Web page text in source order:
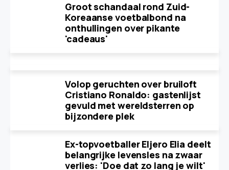
Groot schandaal rond Zuid-
Koreaanse voetbalbond na
onthullingen over pikante
'cadeaus'
Volop geruchten over bruiloft
Cristiano Ronaldo: gastenlijst
gevuld met wereldsterren op
bijzondere plek
Ex-topvoetballer Eljero Elia deelt
belangrijke levensles na zwaar
verlies: 'Doe dat zo lang je wilt'